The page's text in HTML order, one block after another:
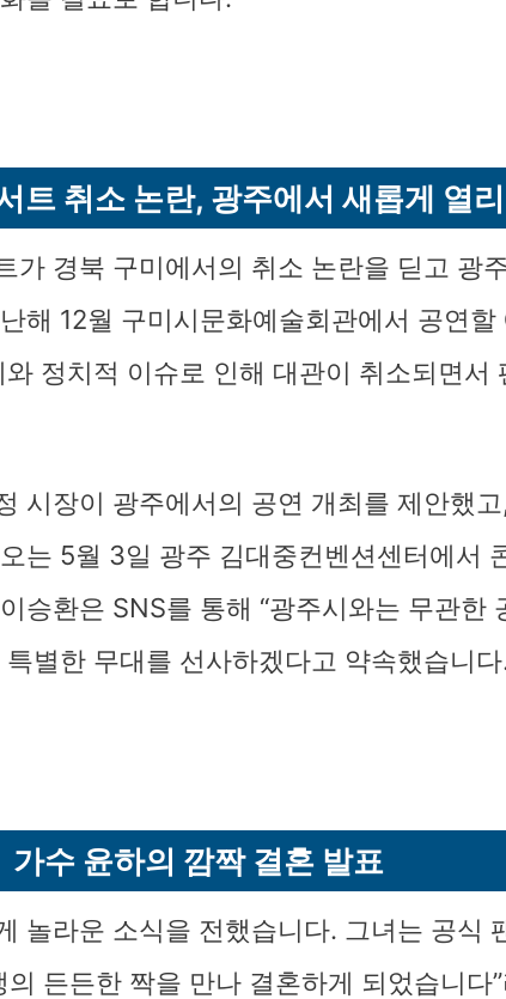
트 취소 논란, 광주에서 새롭게 열
가 경북 구미에서의 취소 논란을 딛고 광
해 12월 구미시문화예술회관에서 공연할
정치적 이슈로 인해 대관이 취소되면서
시장이 광주에서의 공연 개최를 제안했
는 5월 3일 광주 김대중컨벤션센터에서
승환은 SNS를 통해 “광주시와는 무관한
별한 무대를 선사하겠다고 약속했습니
가수 윤하의 깜짝 결혼 발표
놀라운 소식을 전했습니다. 그녀는 공식
의 든든한 짝을 만나 결혼하게 되었습니다